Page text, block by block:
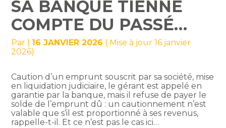
SA BANQUE TIENNE
COMPTE DU PASSÉ…
Par 16 JANVIER 2026 ( Mise à jour 16 janvier
2026)
Caution d’un emprunt souscrit par sa société, mise
en liquidation judiciaire, le gérant est appelé en
garantie par la banque, mais il refuse de payer le
solde de l’emprunt dû : un cautionnement n’est
valable que s’il est proportionné à ses revenus,
rappelle-t-il. Et ce n’est pas le cas ici…